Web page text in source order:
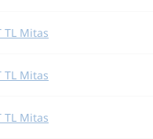
TL Mitas
TL Mitas
TL Mitas